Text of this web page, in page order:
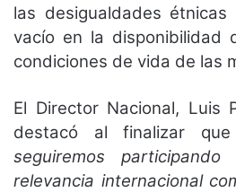
las desigualdades
vacío en la disponibilidad
condiciones de vida de las
El Director Nacional, Luis
destacó al finalizar que
seguiremos
relevancia internacional